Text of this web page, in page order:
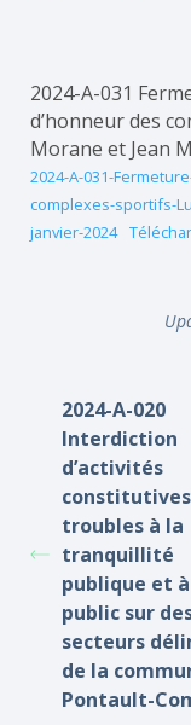
2024-A-031
d’honneur des
Morane et Jean
2024-A-031-
complexes-sportifs-
janvier-2024
2024-A-020
Interdiction
d’activités
troubles à la
tranquillité
publique et à
public sur
secteurs
de la
Pontault-